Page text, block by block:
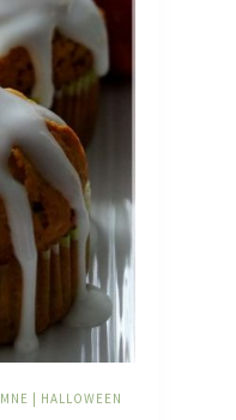
| HALLOWEEN